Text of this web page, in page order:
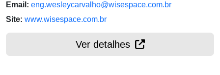
Email: eng.wesleycarvalho@wisespace.com.br
Site: www.wisespace.com.br
Ver detalhes